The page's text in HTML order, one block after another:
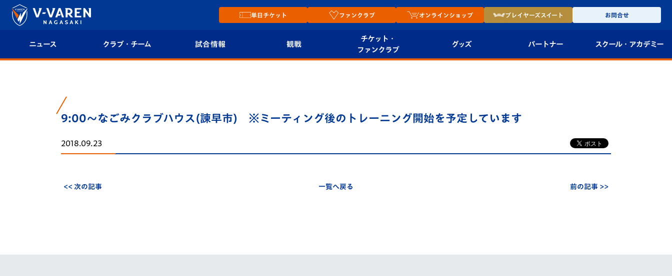
単日チケット ファンクラブ オンラインショップ プレイヤーズスイート お問合せ
ニュース クラブ・チーム
クラブ概要
エンブレム紹介
試合情報
順位表
観戦
チケット・
ファンクラブ
プレイヤーズスイート
グッズ パートナー
法人限定 VIP BOX
スクール・ アカデミー
U-12
9:00～なごみクラブハウス(諫早市) ※ミーティング後のトレーニング開始を予定しています
2018.09.23
<< 次の記事 一覧へ戻る 前の記事 >>